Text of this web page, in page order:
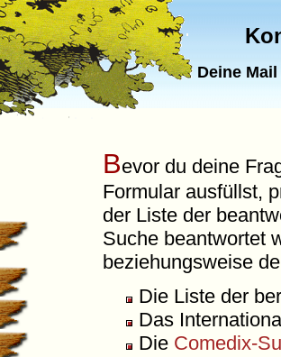
Deine
Bevor du deine
Formular ausfüllst,
der Liste der
Suche beantwortet
beziehungsweise
Die Liste der
Das
Die Comedix-